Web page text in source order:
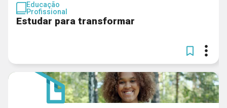
Educação
Profissional
Estudar para transformar